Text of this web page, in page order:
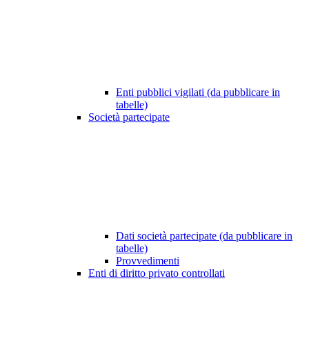
Enti pubblici vigilati (da pubblicare in
tabelle)
Società partecipate
Dati società partecipate (da pubblicare in
tabelle)
Provvedimenti
Enti di diritto privato controllati